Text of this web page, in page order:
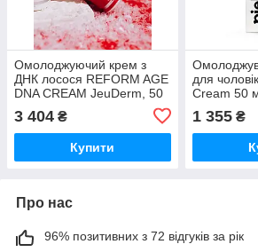
Омолоджуючий крем з
ДНК лосося REFORM AGE
DNA CREAM JeuDerm, 50
3 404 ₴
Купити
для
Cream 50
1 355₴
Про нас
96% позитивних з 72 відгуків за рік